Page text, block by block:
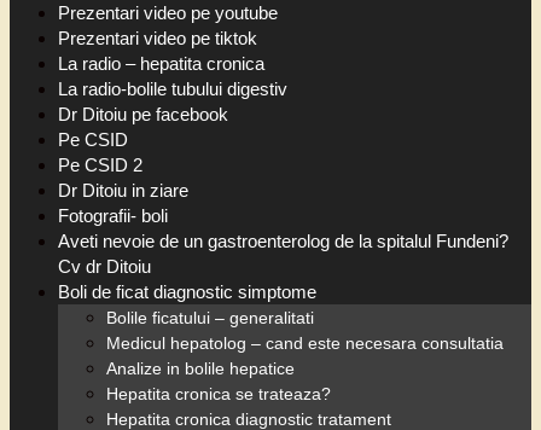
Prezentari video pe youtube
Prezentari video pe tiktok
La radio – hepatita cronica
La radio-bolile tubului digestiv
Dr Ditoiu pe facebook
Pe CSID
Pe CSID 2
Dr Ditoiu in ziare
Fotografii- boli
Aveti nevoie de un gastroenterolog de la spitalul Fundeni?
Cv dr Ditoiu
Boli de ficat diagnostic simptome
Bolile ficatului – generalitati
Medicul hepatolog – cand este necesara consultatia
Analize in bolile hepatice
Hepatita cronica se trateaza?
Hepatita cronica diagnostic tratament